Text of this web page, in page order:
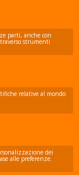
parti, anche con
strumenti
relative al mondo
dei
alle preferenze.